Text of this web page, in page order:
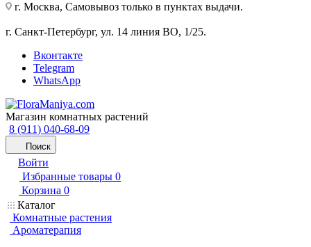
г. Москва, Самовывоз только в пунктах выдачи.
г. Санкт-Петербург, ул. 14 линия ВО, 1/25.
Вконтакте
Telegram
WhatsApp
Магазин комнатных растений
8 (911) 040-68-09
Поиск
Войти
Избранные товары 0
Корзина 0
Каталог
Комнатные растения
Ароматерапия